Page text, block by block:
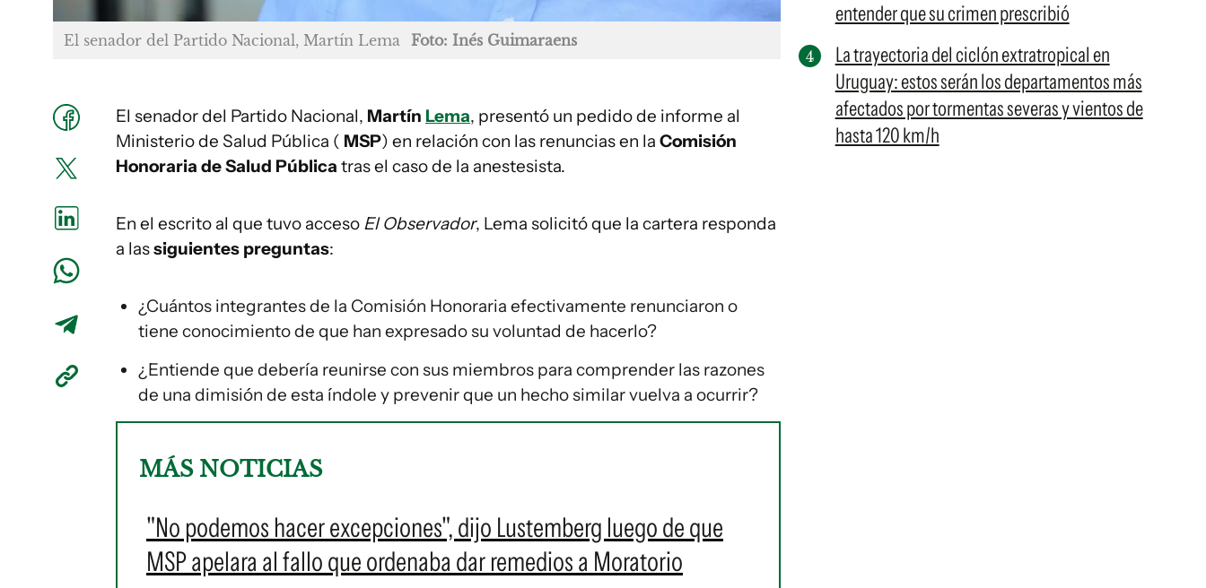
El senador del Partido Nacional, Martín Lema Foto: Inés Guimaraens
El senador del Partido Nacional, Martín Lema, presentó un pedido de informe al
Ministerio de Salud Pública ( MSP) en relación con las renuncias en la Comisión
Honoraria de Salud Pública tras el caso de la anestesista.
En el escrito al que tuvo acceso El Observador, Lema solicitó que la cartera responda
a lassiguientes preguntas:
¿Cuántos integrantes de la Comisión Honoraria efectivamente renunciaron o
tiene conocimiento de que han expresado su voluntad de hacerlo?
¿Entiende que debería reunirse con sus miembros para comprender las razones
de una dimisión de esta índole y prevenir que un hecho similar vuelva a ocurrir?
MÁS NOTICIAS
"No podemos hacer excepciones", dijo Lustemberg luego de que
MSP apelara al fallo que ordenaba dar remedios a Moratorio
entender que su crimen prescribió
La trayectoria del ciclón extratropical en
Uruguay: estos serán los departamentos más
afectados por tormentas severas y vientos de
hasta 120 km/h